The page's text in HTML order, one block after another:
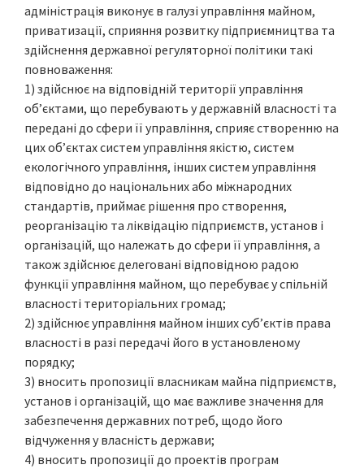
адміністрація виконує в галузі управління майном,
приватизації, сприяння розвитку підприємництва та
здійснення державної регуляторної політики такі
повноваження:
1) здійснює на відповідній території управління
об’єктами, що перебувають у державній власності та
передані до сфери її управління, сприяє створенню на
цих об’єктах систем управління якістю, систем
екологічного управління, інших систем управління
відповідно до національних або міжнародних
стандартів, приймає рішення про створення,
реорганізацію та ліквідацію підприємств, установ і
організацій, що належать до сфери її управління, а
також здійснює делеговані відповідною радою
функції управління майном, що перебуває у спільній
власності територіальних громад;
2) здійснює управління майном інших суб’єктів права
власності в разі передачі його в установленому
порядку;
3) вносить пропозиції власникам майна підприємств,
установ і організацій, що має важливе значення для
забезпечення державних потреб, щодо його
відчуження у власність держави;
4) вносить пропозиції до проектів програм